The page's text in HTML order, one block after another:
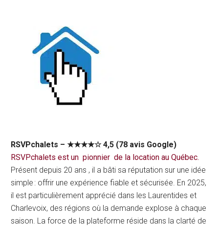
RSVPchalets – ★★★★☆ 4,5 (78 avis Google)
RSVPchalets est un pionnier de la location au Québec.
Présent depuis 20 ans , il a bâti sa réputation sur une idée
simple : offrir une expérience fiable et sécurisée. En 2025,
il est particulièrement apprécié dans les Laurentides et
Charlevoix, des régions où la demande explose à chaque
saison. La force de la plateforme réside dans la clarté de